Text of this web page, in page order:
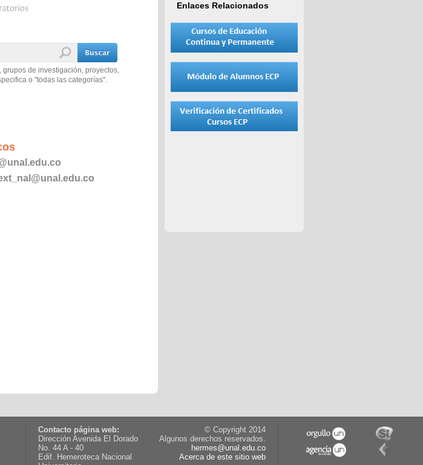
de investigación, proyectos,
o "todas las categorías".
Enlaces Relacionados
Contacto página web:
Dirección Avenida El Dorado
No. 44 A - 40
Edif. Hemeroteca Nacional
© Copyright 2014
Algunos derechos reservados.
hermes@unal.edu.co
Acerca de este sitio web